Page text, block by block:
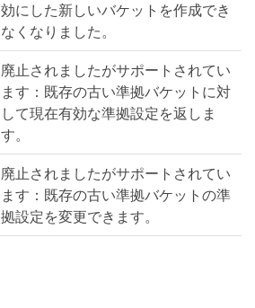
効にした新しいバケットを作成でき
なくなりました。
廃止されましたがサポートされてい
ます：既存の古い準拠バケットに対
して現在有効な準拠設定を返しま
す。
廃止されましたがサポートされてい
ます：既存の古い準拠バケットの準
拠設定を変更できます。